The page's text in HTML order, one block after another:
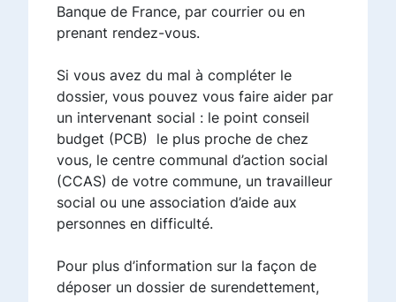
Banque de France, par courrier ou en
prenant rendez-vous.
Si vous avez du mal à compléter le
dossier, vous pouvez vous faire aider par
un intervenant social : le point conseil
budget (PCB) le plus proche de chez
vous, le centre communal d’action social
(CCAS) de votre commune, un travailleur
social ou une association d’aide aux
personnes en difficulté.
Pour plus d’information sur la façon de
déposer un dossier de surendettement,